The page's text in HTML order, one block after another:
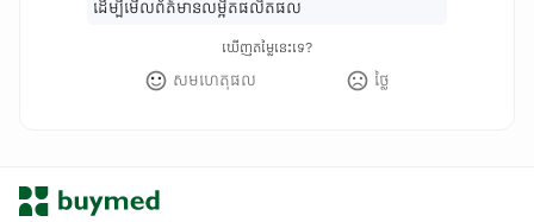
ដើម្បីមើលព័ត៌មានលម្អិតផលិតផល
ឃើញតម្លៃនេះទេ?
សមហេតុផល ថ្លៃ